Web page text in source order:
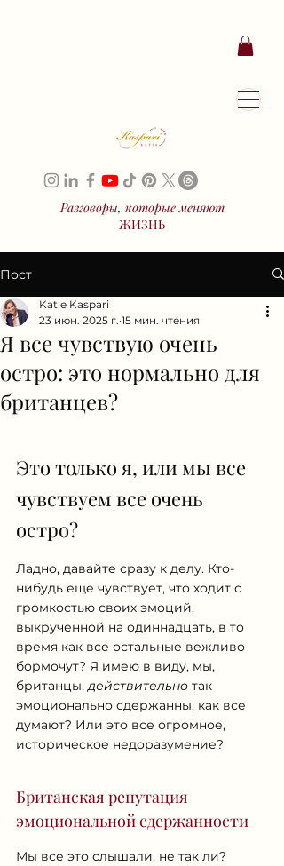
Разговоры, которые меняют
ЖИЗНЬ
Пост
Я все чувствую очень
остро: это нормально для
британцев?
Katie Kaspari
23 июн. 2025 г. 15 мин. чтения
Это только я, или мы все
чувствуем все очень
остро?
Ладно, давайте сразу к делу. Кто-
нибудь еще чувствует, что ходит с
громкостью своих эмоций,
выкрученной на одиннадцать, в то
время как все остальные вежливо
бормочут? Я имею в виду, мы,
британцы, действительно так
эмоционально сдержанны, как все
думают? Или это все огромное,
историческое недоразумение?
Британская репутация
эмоциональной сдержанности
Мы все это слышали, не так ли?